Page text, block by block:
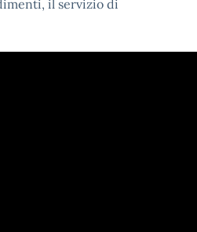
il servizio di